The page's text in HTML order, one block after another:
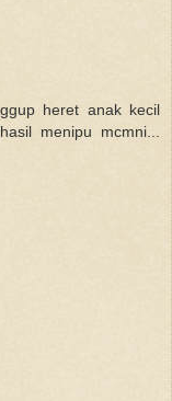
heret anak kecil
menipu mcmni...